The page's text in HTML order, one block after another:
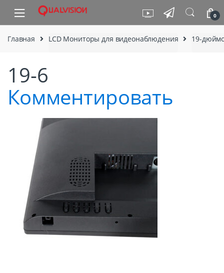
Skip to navigation
Skip to content
0
Главная LCD Мониторы для видеонаблюдения 19-
19-6
Комментировать